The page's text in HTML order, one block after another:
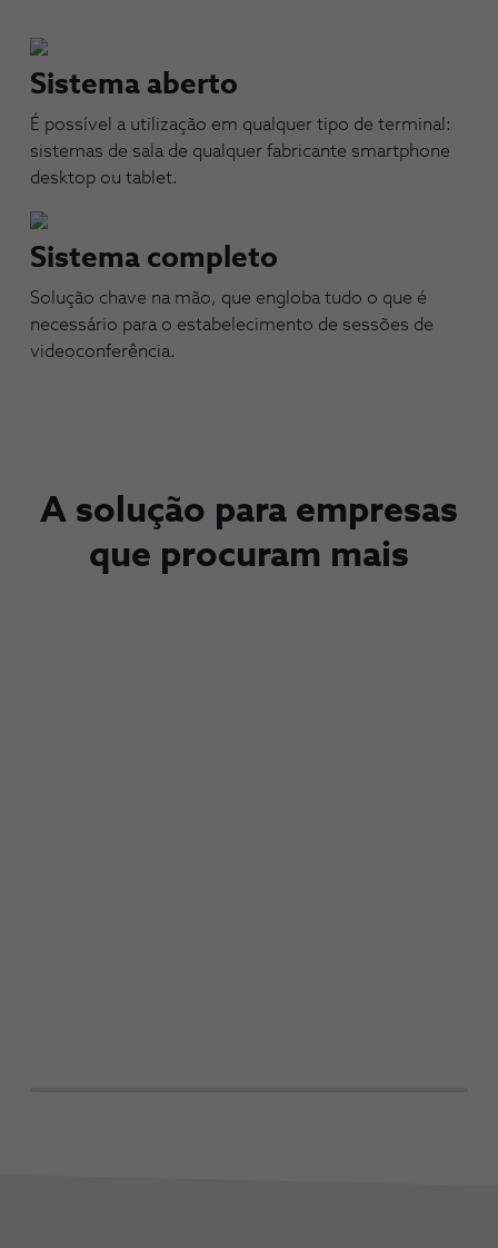
Sistema aberto
É possível a utilização em qualquer tipo de terminal:
sistemas de sala de qualquer fabricante smartphone
desktop ou tablet.
Sistema completo
Solução chave na mão, que engloba tudo o que é
necessário para o estabelecimento de sessões de
videoconferência.
A solução para empresas
que procuram mais